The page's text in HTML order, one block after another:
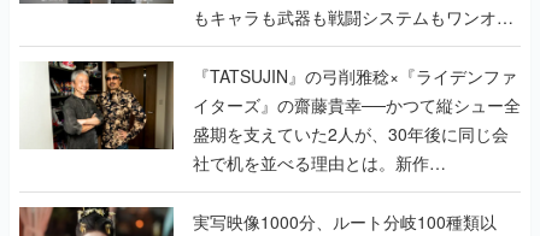
もキャラも武器も戦闘システムもワンオフ
で作り込まれた理由を両ディレクターに聞
く
『TATSUJIN』の弓削雅稔×『ライデンファ
イターズ』の齋藤貴幸──かつて縦シュー全
盛期を支えていた2人が、30年後に同じ会
社で机を並べる理由とは。新作
『TATSUJIN EXTREME』で初タッグを組
んだレジェンド2人に訊く開発秘話
実写映像1000分、ルート分岐100種類以